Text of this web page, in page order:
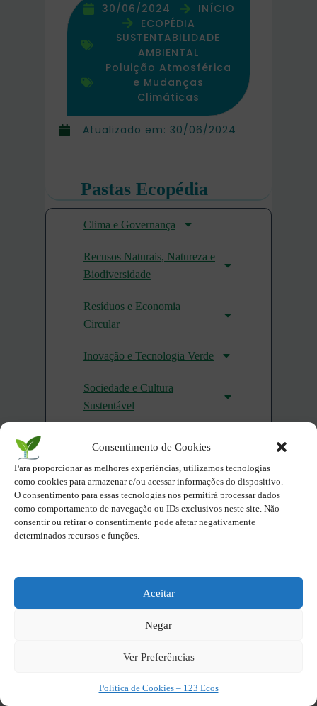
Consentimento de Cookies
Para proporcionar as melhores experiências, utilizamos tecnologias
como cookies para armazenar e/ou acessar informações do dispositivo.
O consentimento para essas tecnologias nos permitirá processar dados
como comportamento de navegação ou IDs exclusivos neste site. Não
consentir ou retirar o consentimento pode afetar negativamente
determinados recursos e funções.
Aceitar
Negar
Ver Preferências
Política de Cookies – 123 Ecos
Atualizado em: 30/06/2024
30/06/2024
INÍCIO
ECOPÉDIA
SUSTENTABILIDADE
AMBIENTAL
Poluição Atmosférica
e Mudanças
Climáticas
Pastas Ecopédia
Clima e Governança
Recusos Naturais, Natureza e
Biodiversidade
Resíduos e Economia
Circular
Inovação e Tecnologia Verde
Sociedade e Cultura
Sustentável
Compartilhe - Seja Eco você
também!
Pinterest